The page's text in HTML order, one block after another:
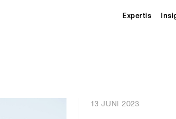
Expertis
13 JUNI 2023